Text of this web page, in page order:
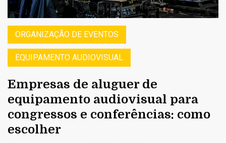
ORGANIZAÇÃO DE EVENTOS
EQUIPAMENTO AUDIOVISUAL
Empresas de aluguer de
equipamento audiovisual para
congressos e conferências: como
escolher